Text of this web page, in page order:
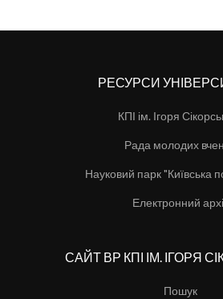
РЕСУРСИ
КПІ ім. Ігоря
Рада молодих
Науковий парк "Київська
Електронний
САЙТ ВР КПІ ІМ. ІГОРЯ
Пошук